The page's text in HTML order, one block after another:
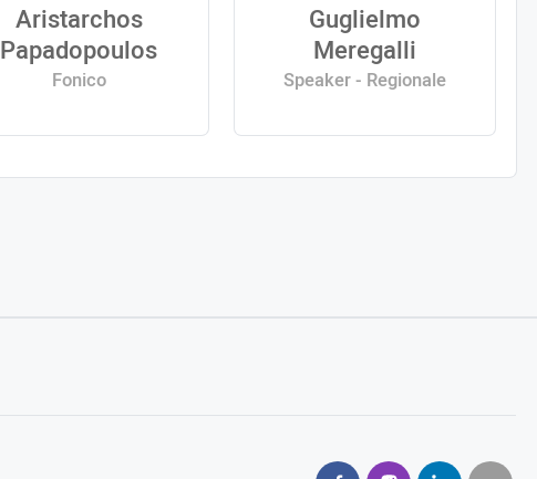
Aristarchos
Papadopoulos
Fonico
Guglielmo
Meregalli
Speaker - Regionale